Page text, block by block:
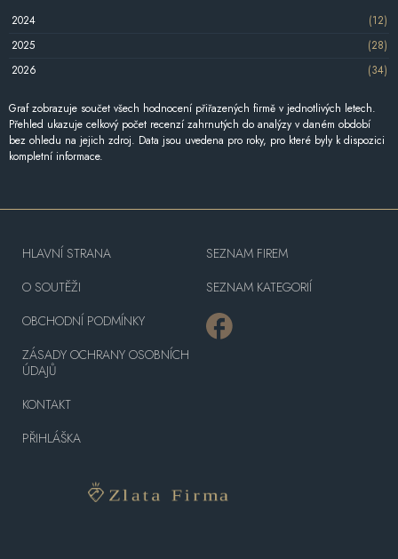
2024
(12)
2025
(28)
2026
(34)
Graf zobrazuje součet všech hodnocení přiřazených firmě v jednotlivých letech.
Přehled ukazuje celkový počet recenzí zahrnutých do analýzy v daném období
bez ohledu na jejich zdroj. Data jsou uvedena pro roky, pro které byly k dispozici
kompletní informace.
HLAVNÍ STRANA
O SOUTĚŽI
OBCHODNÍ PODMÍNKY
ZÁSADY OCHRANY OSOBNÍCH
ÚDAJŮ
KONTAKT
PŘIHLÁŠKA
SEZNAM FIREM
SEZNAM KATEGORIÍ